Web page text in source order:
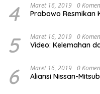
4 Maret 16, 2019 0
Prabowo Resmikan
5 Maret 16, 2019 0
Video: Kelemahan
6 Maret 16, 2019 0
Aliansi Nissan-